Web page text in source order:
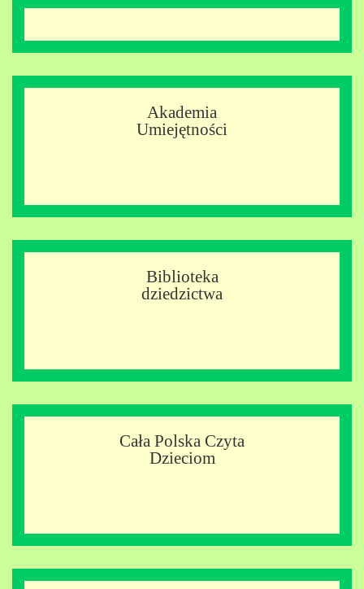
Akademia
Umiejętności
Biblioteka
dziedzictwa
Cała Polska Czyta
Dzieciom